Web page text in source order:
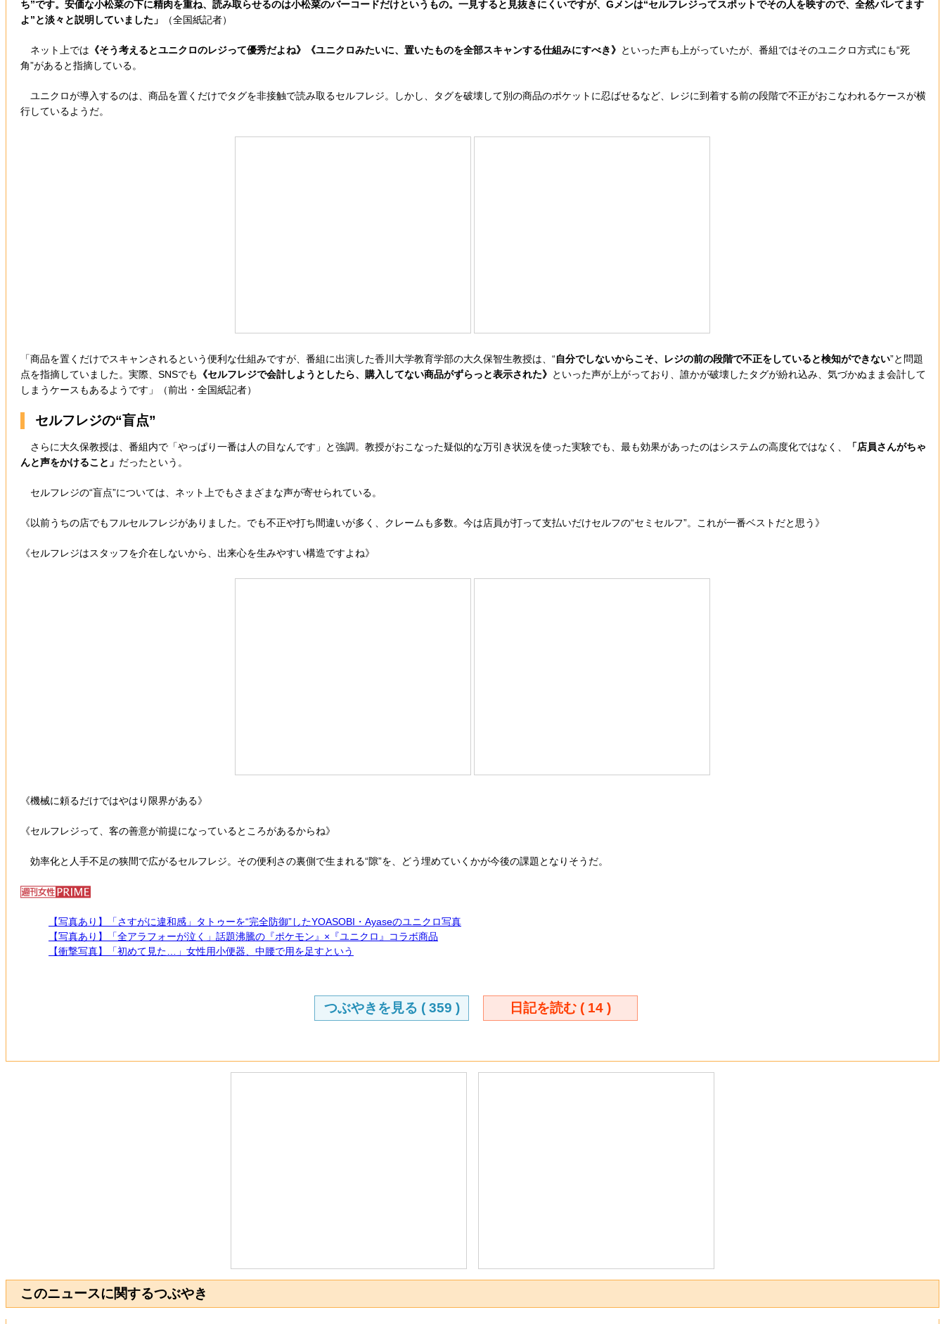
ち”です。安価な小松菜の下に精肉を重ね、読み取らせるのは小松菜のバーコードだけというもの。一見すると見抜きにくいですが、Gメンは“セルフレジってスポットでその人を映すので、全然バレてます
よ”と淡々と説明していました」
（全国紙記者）
ネット上では 《そう考えるとユニクロのレジって優秀だよね》《ユニクロみたいに、置いたものを全部スキャンする仕組みにすべき》 といった声も上がっていたが、番組ではそのユニクロ方式にも“死
角”があると指摘している。
ユニクロが導入するのは、商品を置くだけでタグを非接触で読み取るセルフレジ。しかし、タグを破壊して別の商品のポケットに忍ばせるなど、レジに到着する前の段階で不正がおこなわれるケースが横
行しているようだ。
「商品を置くだけでスキャンされるという便利な仕組みですが、番組に出演した香川大学教育学部の大久保智生教授は、“自分でしないからこそ、レジの前の段階で不正をしていると検知ができない”と問題
点を指摘していました。実際、SNSでも
《セルフレジで会計しようとしたら、購入してない商品がずらっと表示された》 といった声が上がっており、誰かが破壊したタグが紛れ込み、気づかぬまま会計して
しまうケースもあるようです」（前出・全国紙記者）
セルフレジの“盲点”
さらに大久保教授は、番組内で「やっぱり一番は人の目なんです」と強調。教授がおこなった疑似的な万引き状況を使った実験でも、最も効果があったのはシステムの高度化ではなく、
「店員さんがちゃ
んと声をかけること」 だったという。
セルフレジの“盲点”については、ネット上でもさまざまな声が寄せられている。
《以前うちの店でもフルセルフレジがありました。でも不正や打ち間違いが多く、クレームも多数。今は店員が打って支払いだけセルフの“セミセルフ”。これが一番ベストだと思う》
《セルフレジはスタッフを介在しないから、出来心を生みやすい構造ですよね》
《機械に頼るだけではやはり限界がある》
《セルフレジって、客の善意が前提になっているところがあるからね》
効率化と人手不足の狭間で広がるセルフレジ。その便利さの裏側で生まれる“隙”を、どう埋めていくかが今後の課題となりそうだ。
【写真あり】「さすがに違和感」タトゥーを“完全防御”したYOASOBI・Ayaseのユニクロ写真
【写真あり】「全アラフォーが泣く」話題沸騰の『ポケモン』×『ユニクロ』コラボ商品
【衝撃写真】「初めて見た…」女性用小便器、中腰で用を足すという
つぶやきを見る ( 359 ) 日記を読む ( 14 )
このニュースに関するつぶやき